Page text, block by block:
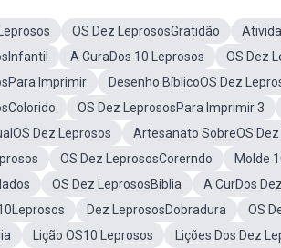
OS Dez LeprososGratidão
A CuraDos 10 Leprosos OS Dez
Imprimir
Desenho BíblicoOS Dez
OS Dez LeprososPara Imprimir 3
Dez Leprosos Artesanato SobreOS
OS Dez LeprososCorerndo Molde
OS Dez LeprososBiblia A CurDos
Dez LeprososDobradura OS
Lição OS10 Leprosos Lições Dos Dez